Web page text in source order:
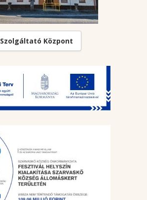
Szolgáltató Központ